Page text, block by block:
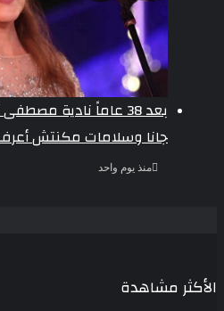
بعد 38 عاماً نادية
جانا وسلامات مكنتش
منذ يوم واحد
الأكثر مشاهدة